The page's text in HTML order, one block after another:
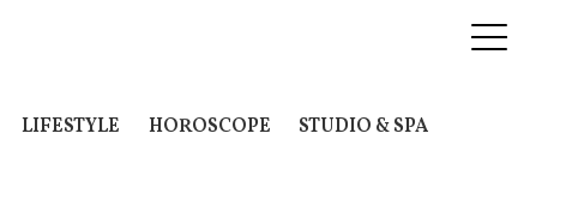
LIFESTYLE HOROSCOPE STUDIO & SPA